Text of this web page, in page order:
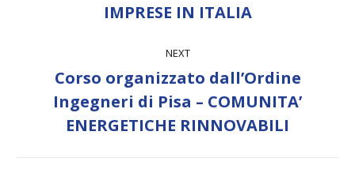
IMPRESE IN ITALIA
NEXT
Next
Corso organizzato dall’Ordine
Ingegneri di Pisa – COMUNITA’
ENERGETICHE RINNOVABILI